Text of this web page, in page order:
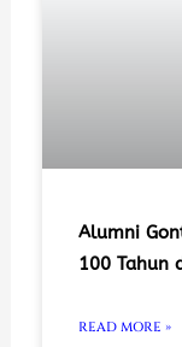
Alumni
100 Tahun
READ MORE »